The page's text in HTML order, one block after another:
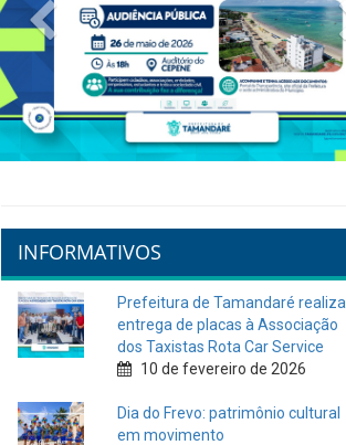
Previous
INFORMATIVOS
Prefeitura de Tamandaré realiza
entrega de placas à Associação
dos Taxistas Rota Car Service
10 de fevereiro de 2026
Dia do Frevo: patrimônio cultural
em movimento